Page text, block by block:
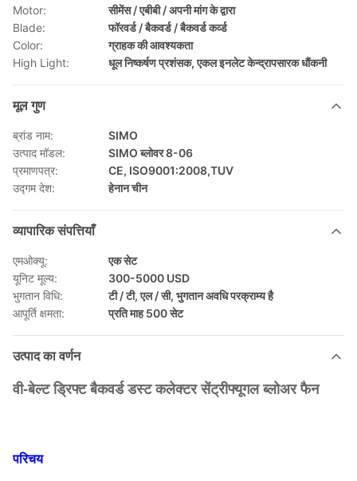
Motor:
सीमेंस / एबीबी / अपनी मांग के द्वारा
Blade:
फॉरवर्ड / बैकवर्ड / बैकवर्ड कर्व्ड
Color:
ग्राहक की आवश्यकता
High Light:
धूल निष्कर्षण प्रशंसक,एकल इनलेट केन्द्रापसारक धौंकनी
मूल गुण
ब्रांड नाम:
SIMO
उत्पाद मॉडल:
SIMO ब्लोवर 8-06
प्रमाणपत्र:
CE, ISO9001:2008,TUV
उद्गम देश:
हेनान चीन
व्यापारिक संपत्तियाँ
एमओक्यू:
एक सेट
यूनिट मूल्य:
300-5000 USD
भुगतान विधि:
टी / टी, एल / सी, भुगतान अवधि परक्राम्य है
आपूर्ति क्षमता:
प्रति माह 500 सेट
उत्पाद का वर्णन
वी-बेल्ट ड्रिफ्ट बैकवर्ड डस्ट कलेक्टर सेंट्रीफ्यूगल ब्लोअर फैन
परिचय